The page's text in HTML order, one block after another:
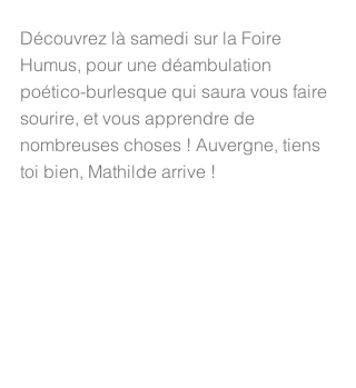
Découvrez là samedi sur la Foire
Humus, pour une déambulation
poético-burlesque qui saura vous faire
sourire, et vous apprendre de
nombreuses choses ! Auvergne, tiens
toi bien, Mathilde arrive !